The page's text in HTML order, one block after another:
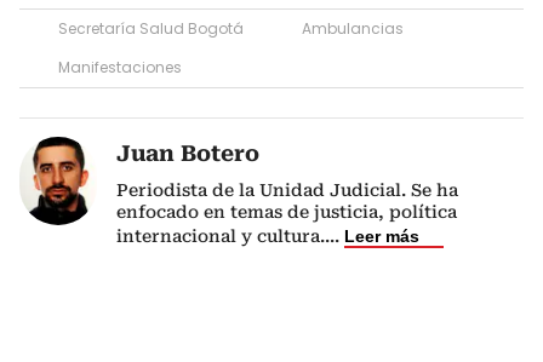
Secretaría Salud Bogotá
Ambulancias
Manifestaciones
Juan Botero
Periodista de la Unidad Judicial. Se ha
enfocado en temas de justicia, política
internacional y cultura.... Leer más